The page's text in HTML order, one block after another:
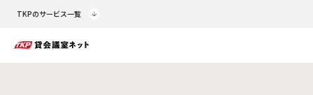
TKPのサービス一覧